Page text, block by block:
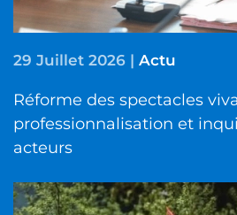
29 Juillet 2026 | Actu
Réforme des spectacles
professionnalisation et
acteurs